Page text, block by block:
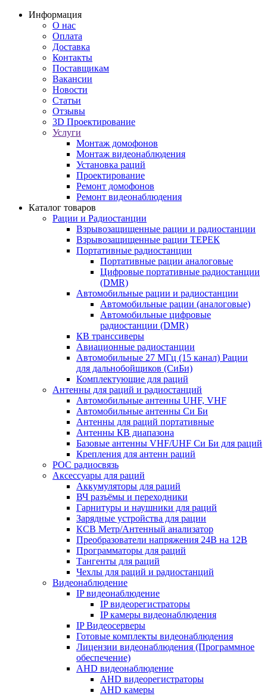
Информация
О нас
Оплата
Доставка
Контакты
Поставщикам
Вакансии
Новости
Статьи
Отзывы
3D Проектирование
Услуги
Монтаж домофонов
Монтаж видеонаблюдения
Установка раций
Проектирование
Ремонт домофонов
Ремонт видеонаблюдения
Каталог товаров
Рации и Радиостанции
Взрывозащищенные рации и радиостанции
Взрывозащищенные рации ТЕРЕК
Портативные радиостанции
Портативные рации аналоговые
Цифровые портативные радиостанции
(DMR)
Автомобильные рации и радиостанции
Автомобильные рации (аналоговые)
Автомобильные цифровые
радиостанции (DMR)
КВ транссиверы
Авиационные радиостанции
Автомобильные 27 МГц (15 канал) Рации
для дальнобойщиков (СиБи)
Комплектующие для раций
Антенны для раций и радиостанций
Автомобильные антенны UHF, VHF
Автомобильные антенны Си Би
Антенны для раций портативные
Антенны КВ диапазона
Базовые антенны VHF/UHF Си Би для раций
Крепления для антенн раций
POC радиосвязь
Аксессуары для раций
Аккумуляторы для раций
ВЧ разъёмы и переходники
Гарнитуры и наушники для раций
Зарядные устройства для рации
КСВ Метр/Антенный анализатор
Преобразователи напряжения 24В на 12В
Программаторы для раций
Тангенты для раций
Чехлы для раций и радиостанций
Видеонаблюдение
IP видеонаблюдение
IP видеорегистраторы
IP камеры видеонаблюдения
IP Видеосерверы
Готовые комплекты видеонаблюдения
Лицензии видеонаблюдения (Программное
обеспечение)
AHD видеонаблюдение
AHD видеорегистраторы
AHD камеры